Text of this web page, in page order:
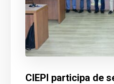
CIEPI participa de